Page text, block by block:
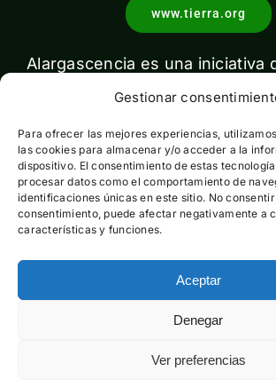
Gestionar
Para ofrecer las mejores experiencias,
las cookies para almacenar y/o acceder a la
dispositivo. El consentimiento de estas
procesar datos como el comportamiento de
identificaciones únicas en este sitio. No
consentimiento, puede afectar negativamente a
características y funciones.
Aceptar
Denegar
Ver preferencias
www.tierra.org
Alargascencia es una iniciativa
Con el apoyo de:
Esta actividad ha sido financiada por el